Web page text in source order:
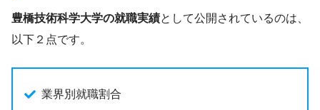
豊橋技術科学大学の就職実績として公開されているのは、
以下２点です。
業界別就職割合